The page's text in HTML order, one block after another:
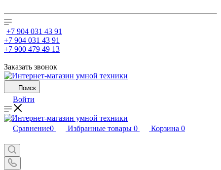
+7 904 031 43 91
+7 904 031 43 91
+7 900 479 49 13
Заказать звонок
Поиск
Войти
Сравнение0 Избранные товары 0 Корзина 0